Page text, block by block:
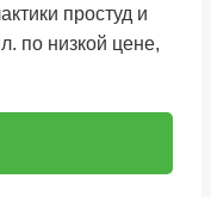
простуд и
по низкой цене,